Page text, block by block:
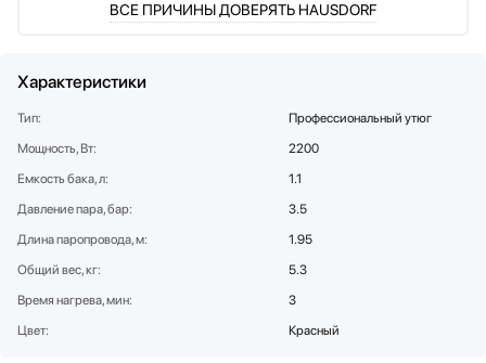
Профессиональные ледогенераторы
Соковыжималки
Стаканомоечные машины
Стиральные машины
Сушильные машины
ВСЕ ПРИЧИНЫ ДОВЕРЯТЬ HAUSDORF
Характеристики
Тип:
Профессиональный утюг
Мощность, Вт:
2200
Емкость бака, л:
1.1
Давление пара, бар:
3.5
Длина паропровода, м:
1.95
Общий вес, кг:
5.3
Время нагрева, мин:
3
Цвет:
Красный